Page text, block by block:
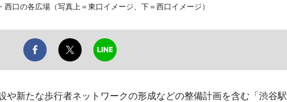
口の各広場（写真上＝東口イメージ、下＝西口イメージ）
新たな歩行者ネットワークの形成などの整備計画を含む「渋谷駅